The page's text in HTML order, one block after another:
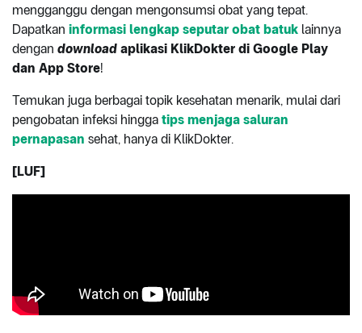
mengganggu dengan mengonsumsi obat yang tepat.
Dapatkan informasi lengkap seputar obat batuk lainnya
dengan download aplikasi KlikDokter di Google Play
dan App Store!
Temukan juga berbagai topik kesehatan menarik, mulai dari
pengobatan infeksi hingga tips menjaga saluran
pernapasan sehat, hanya di KlikDokter.
[LUF]